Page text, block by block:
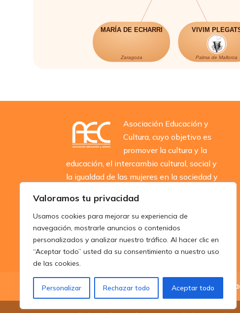
Valoramos tu privacidad
Usamos cookies para mejorar su experiencia de
navegación, mostrarle anuncios o contenidos
personalizados y analizar nuestro tráfico. Al hacer clic en
“Aceptar todo” usted da su consentimiento a nuestro uso
de las cookies.
Personalizar Rechazar todo Aceptar todo
Asociación Educación y
Cultura, cuyo objetivo es
promover la cultura y la
educación, el intercambio cultural, social y
la igualdad de las mujeres en la sociedad y
Inicio Aviso Legal Política de